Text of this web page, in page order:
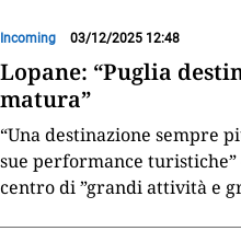
Incoming 03/12/2025 12:48
Lopane: “Puglia
matura”
“Una destinazione sempre
sue performance turistiche”
centro di ”grandi attività e